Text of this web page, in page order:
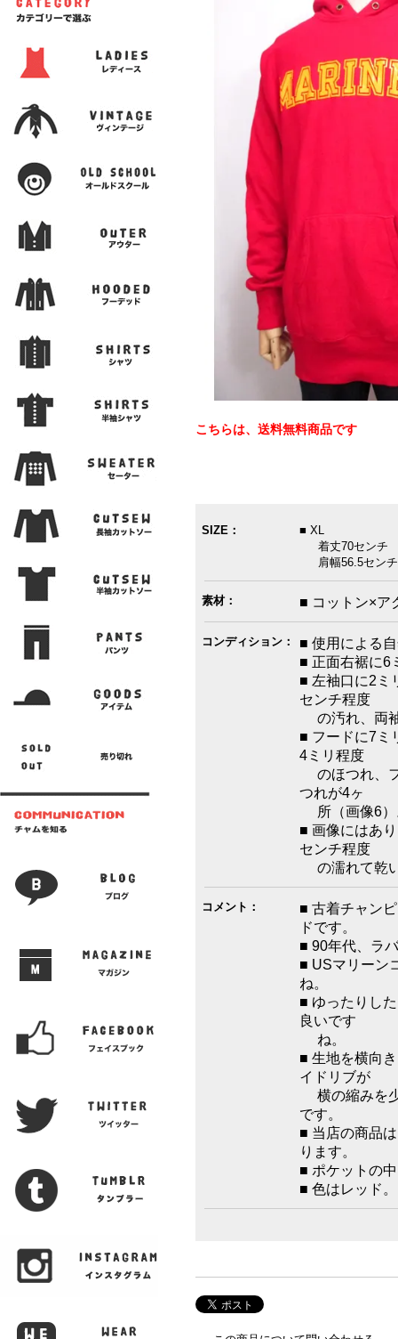
こちらは、送料無料商品です
SIZE：
■ XL
着丈70センチ
肩幅56.5セン
素材： ■ コットン×ア
コンディション：
■ 使用による
■ 正面右裾に6
■ 左袖口に2ミ
センチ程度
の汚れ、両
■ フードに7ミ
4ミリ程度
のほつれ、
つれが4ヶ
所（画像6）
■ 画像にはあ
センチ程度
の濡れて乾
コメント：
■ 古着チャン
ドです。
■ 90年代、ラ
■ USマリーン
ね。
■ ゆったりし
良いです
ね。
■ 生地を横向
イドリブが
横の縮みを
です。
■ 当店の商品
ります。
■ ポケットの
■ 色はレッド。